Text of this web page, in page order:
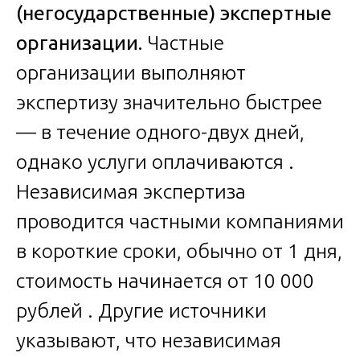
(негосударственные) экспертные
организации. Частные
организации выполняют
экспертизу значительно быстрее
— в течение одного-двух дней,
однако услуги оплачиваются .
Независимая экспертиза
проводится частными компаниями
в короткие сроки, обычно от 1 дня,
стоимость начинается от 10 000
рублей . Другие источники
указывают, что независимая